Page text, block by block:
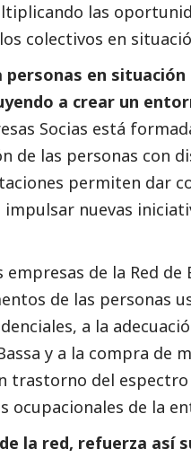
las
colectivos en
personas en
a crear un
Socias está
de las personas con
permiten dar
nuevas
de la Red de
de las personas
a la
y a la compra de
trastorno del
ocupacionales de la
la red, refuerza así